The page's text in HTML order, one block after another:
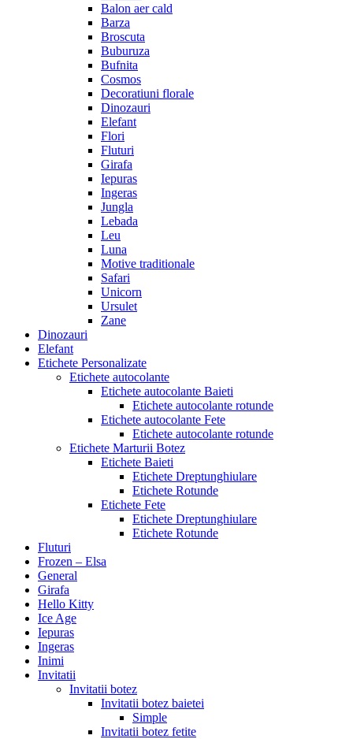
Balon aer cald
Barza
Broscuta
Buburuza
Bufnita
Cosmos
Decoratiuni florale
Dinozauri
Elefant
Flori
Fluturi
Girafa
Iepuras
Ingeras
Jungla
Lebada
Leu
Luna
Motive traditionale
Safari
Unicorn
Ursulet
Zane
Dinozauri
Elefant
Etichete Personalizate
Etichete autocolante
Etichete autocolante Baieti
Etichete autocolante rotunde
Etichete autocolante Fete
Etichete autocolante rotunde
Etichete Marturii Botez
Etichete Baieti
Etichete Dreptunghiulare
Etichete Rotunde
Etichete Fete
Etichete Dreptunghiulare
Etichete Rotunde
Fluturi
Frozen – Elsa
General
Girafa
Hello Kitty
Ice Age
Iepuras
Ingeras
Inimi
Invitatii
Invitatii botez
Invitatii botez baietei
Simple
Invitatii botez fetite